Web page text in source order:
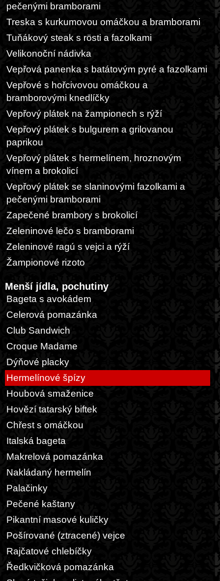
pečenými bramborami
Treska s kurkumovou omáčkou a bramborami
Tuňákový steak s rösti a fazolkami
Velikonoční nádivka
Vepřová panenka s batátovým pyré a fazolkami
Vepřové s hořcivovou omáčkou a
bramborovými knedlíčky
Vepřový plátek na žampionech s rýží
Vepřový plátek s bulgurem a grilovanou
paprikou
Vepřový plátek s hermelínem, hroznovým
vínem a brokolicí
Vepřový plátek se slaninovými fazolkami a
pečenými bramborami
Zapečené brambory s brokolicí
Zeleninové lečo s bramborami
Zeleninové ragú s vejci a rýží
Žampionové rizoto
Menší jídla, pochutiny
Bageta s avokádem
Celerová pomazánka
Club Sandwich
Croque Madame
Dýňové placky
Hermelínové špízy
Houbová smaženice
Hovězí tatarský biftek
Chřest s omáčkou
Italská bageta
Makrelová pomazánka
Nakládaný hermelín
Palačinky
Pečené kaštany
Pikantní masové kuličky
Pošírované (ztracené) vejce
Rajčatové chlebíčky
Ředkvičková pomazánka